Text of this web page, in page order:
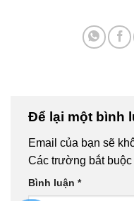
Để lại một bình
Email của bạn sẽ
Các trường bắt
Bình luận *